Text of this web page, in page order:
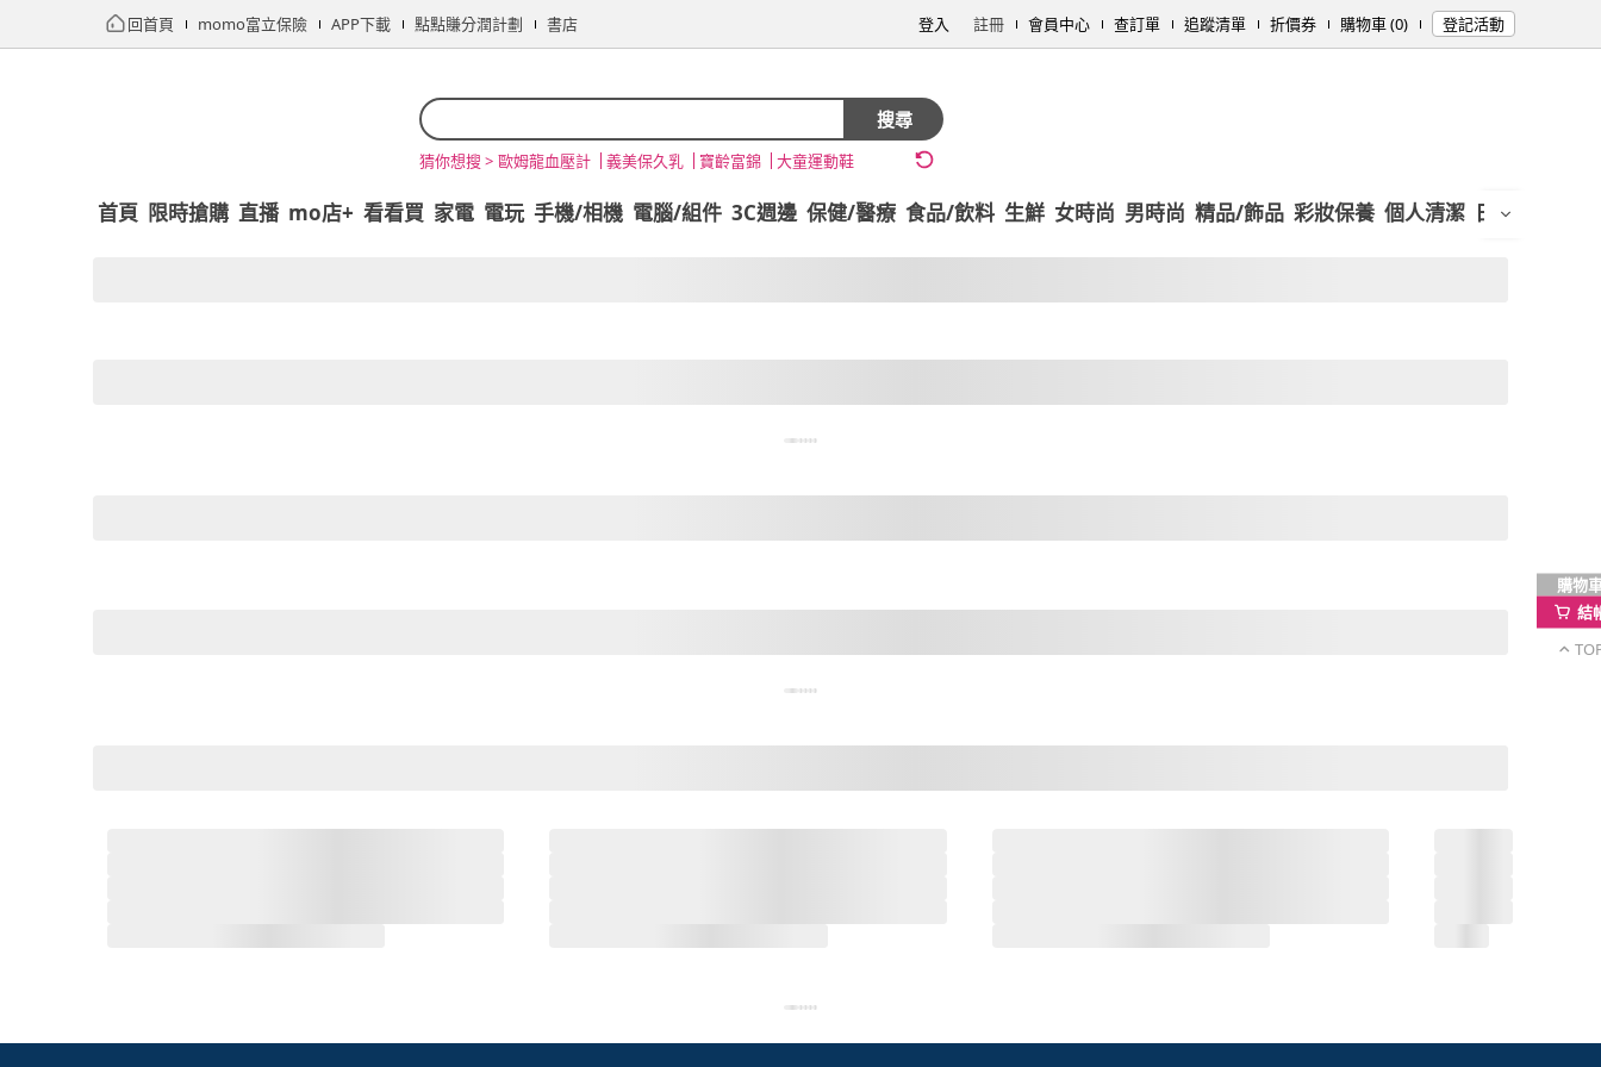
回首頁 momo富立保險 APP下載 點點賺分潤計劃 書店 登入 註冊 會員中心 查訂單 追蹤清單 折價券 購物車 (0) 登記活動
搜尋
猜你想搜 > 歐姆龍血壓計 義美保久乳 寶齡富錦 大童運動鞋
首頁 限時搶購 直播 mo店+ 看看買 家電 電玩 手機/相機 電腦/組件 3C週邊 保健/醫療 食品/飲料 生鮮 女時尚 男時尚 精品/飾品 彩妝保養 個人清潔 日用/紙品
購物
結